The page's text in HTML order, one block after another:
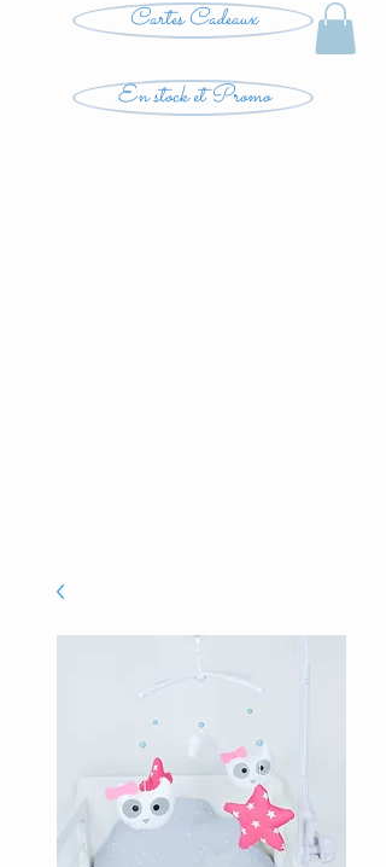
Cartes Cadeaux
En stock et Promo